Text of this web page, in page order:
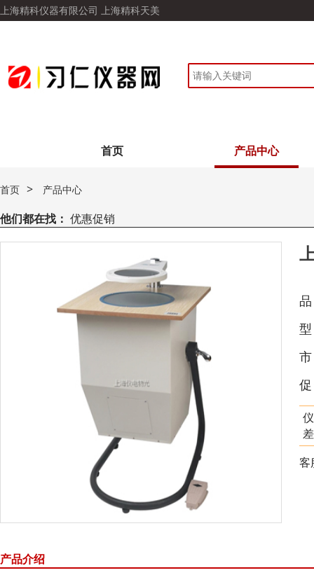
上海精科仪器有限公司 上海精科天美
首页 产品中心
首页 > 产品中心
他们都在找： 优惠促销
客
产品介绍